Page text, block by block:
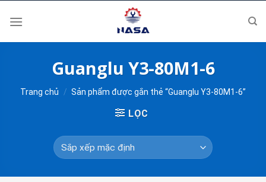
Guanglu Y3-80M1-6
Trang chủ / Sản phẩm được gắn thẻ “Guanglu Y3-80M1-6”
LỌC